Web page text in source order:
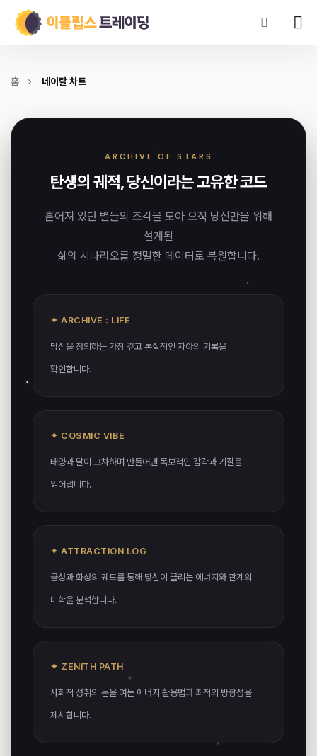
홈 네이탈 차트
ARCHIVE OF STARS
탄생의 궤적, 당신이라는 고유한 코드
흩어져 있던 별들의 조각을 모아 오직 당신만을 위해
설계된
삶의 시나리오를 정밀한 데이터로 복원합니다.
✦ ARCHIVE : LIFE
당신을 정의하는 가장 깊고 본질적인 자아의 기록을
확인합니다.
✦ COSMIC VIBE
태양과 달이 교차하며 만들어낸 독보적인 감각과 기질을
읽어냅니다.
✦ ATTRACTION LOG
금성과 화성의 궤도를 통해 당신이 끌리는 에너지와 관계의
미학을 분석합니다.
✦ ZENITH PATH
사회적 성취의 문을 여는 에너지 활용법과 최적의 방향성을
제시합니다.